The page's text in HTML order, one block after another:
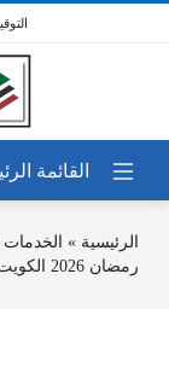
الرئيسية » الخدمات
رمضان 2026 الكويت